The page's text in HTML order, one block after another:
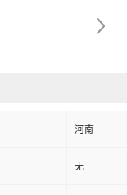
河南
无